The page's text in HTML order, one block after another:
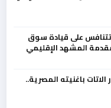
تتنافس على قيادة سوق
المشهد الإقليمي
باغنيته المصرية..